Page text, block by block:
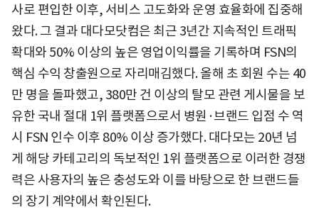
사로 편입한 이후, 서비스 고도화와 운영 효율화에 집중해
왔다. 그 결과 대다모닷컴은 최근 3년간 지속적인 트래픽
확대와 50% 이상의 높은 영업이익률을 기록하며 FSN의
핵심 수익 창출원으로 자리매김했다. 올해 초 회원 수는 40
만 명을 돌파했고, 380만 건 이상의 탈모 관련 게시물을 보
유한 국내 절대 1위 플랫폼으로서 병원·브랜드 입점 수 역
시 FSN 인수 이후 80% 이상 증가했다. 대다모는 20년 넘
게 해당 카테고리의 독보적인 1위 플랫폼으로 이러한 경쟁
력은 사용자의 높은 충성도와 이를 바탕으로 한 브랜드들
의 장기 계약에서 확인된다.